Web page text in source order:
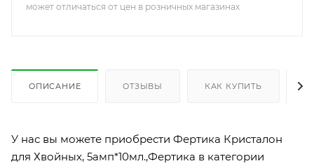
может отличаться от цен в розничных магазинах
ОПИСАНИЕ ОТЗЫВЫ КАК КУПИТЬ
У нас вы можете приобрести Фертика Кристалон
для Хвойных, 5амп*10мл.,Фертика в категории